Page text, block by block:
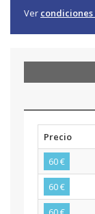
Ver condiciones
Precio
60 €
60 €